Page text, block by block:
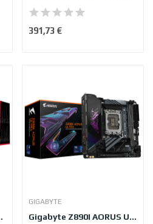
391,73 €
WIFI
GIGABYTE
Gigabyte Z890I AORUS ULTRA